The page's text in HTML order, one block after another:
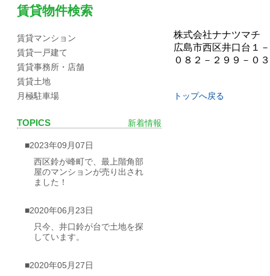
賃貸物件検索
賃貸マンション
賃貸一戸建て
賃貸事務所・店舗
賃貸土地
月極駐車場
TOPICS 新着情報
■2023年09月07日
西区鈴が峰町で、最上階角部
屋のマンションが売り出され
ました！
■2020年06月23日
只今、井口鈴が台で土地を探
しています。
■2020年05月27日
株式会社ナナツマチ
広島市西区井口台１
０８２－２９９－０
トップへ戻る